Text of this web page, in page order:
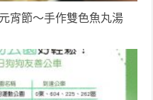
宵節～手作雙色魚丸湯